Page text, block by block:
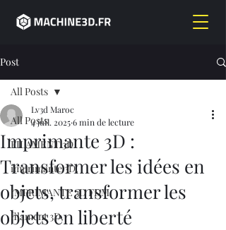
Post
All Posts
FILAMENT 3D
imprimante 3D,
IMPRIMANTE 3D FDM
filament 3D,
All Posts
Imprimante 3D :
Transformer les idées en
objets, transformer les
objets en liberté
Lv3d Maroc
4 juil. 20256 min de lecture